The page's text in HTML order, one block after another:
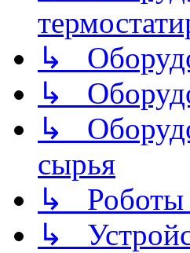
↳
↳
↳
сырья
↳ Роботы
↳